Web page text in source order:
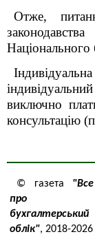
Отже,
Національного
виключно
консультацію
© газета "Все
про
бухгалтерський
облік", 2018-2026